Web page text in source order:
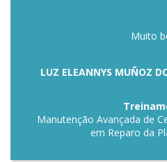
Muito
LUZ ELEANNYS MUÑOZ
Manutenção Avançada de
em Reparo da